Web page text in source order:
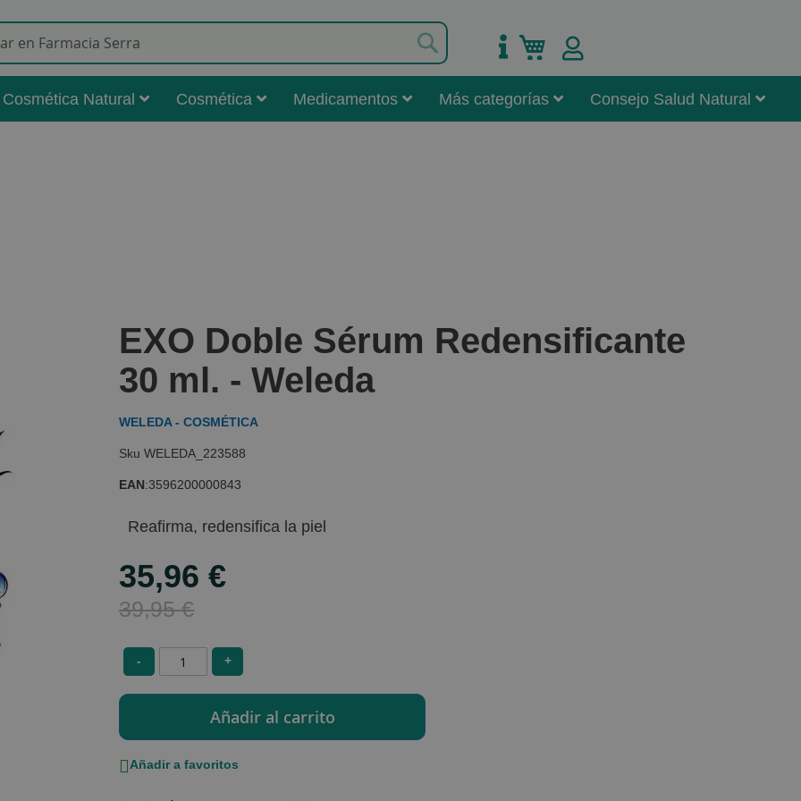
Mi carrito
Cosmética Natural Cosmética Medicamentos Más categorías Consejo Salud Natural
EXO Doble Sérum Redensificante
30 ml. - Weleda
WELEDA - COSMÉTICA
WELEDA_223588
EAN:3596200000843
Reafirma, redensifica la piel
Special
Price
35,96 €
39,95 €
- +
Añadir a favoritos